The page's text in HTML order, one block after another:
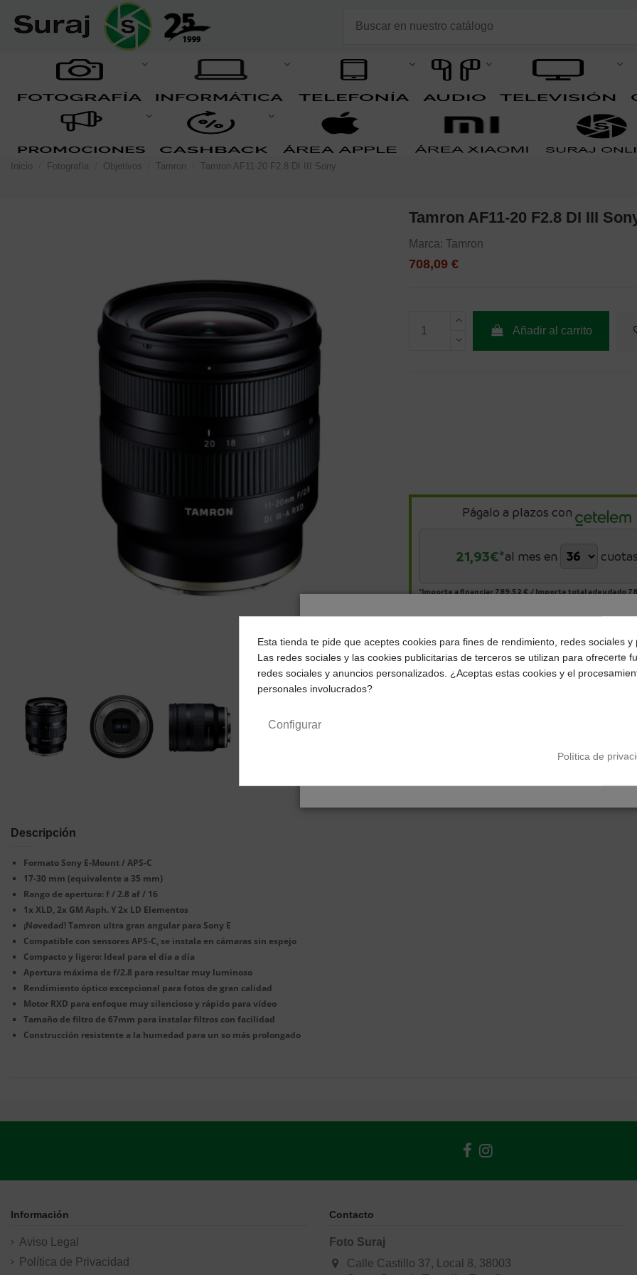
Inicio Fotografía Objetivos Tamron Tamron AF11-20 F2.8 DI III Sony
Tamron AF11-20 F2.8 DI III
Marca: Tamron
708,09 €
Añadir al carrito
Págalo a plazos con
21,93€*al mes en cuotas
*Importe a financiar 789,52 € / Importe total adeudado
Descripción
Formato Sony E-Mount / APS-C
17-30 mm (equivalente a 35 mm)
Rango de apertura: f / 2.8 af / 16
1x XLD, 2x GM Asph. Y 2x LD Elementos
¡Novedad! Tamron ultra gran angular para Sony E
Compatible con sensores APS-C, se instala en cámaras sin espejo
Compacto y ligero: Ideal para el día a día
Apertura máxima de f/2.8 para resultar muy luminoso
Rendimiento óptico excepcional para fotos de gran calidad
Motor RXD para enfoque muy silencioso y rápido para vídeo
Tamaño de filtro de 67mm para instalar filtros con facilidad
Construcción resistente a la humedad para un so más prolongado
Información
Aviso Legal
Política de Privacidad
Contacto
Foto Suraj
Calle Castillo 37, Local 8, 38003
¿Dónde deseas recibir tu pedido?
Selecciona tu ubicación para mostrarte los precios e
impuestos correctos para tu región.
Esta tienda te pide que aceptes cookies para fines de rendimiento, redes sociales y
Las redes sociales y las cookies publicitarias de terceros se utilizan para ofrecerte
redes sociales y anuncios personalizados. ¿Aceptas estas cookies y el
personales involucrados?
Configurar
Política de